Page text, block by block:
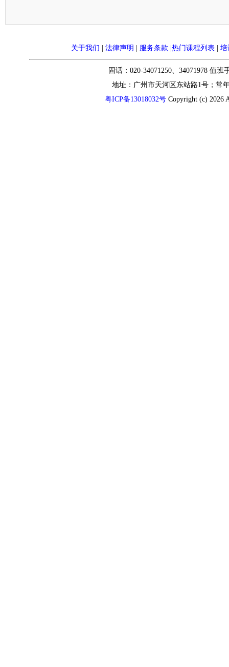
关于我们 法律声明 服务条款 热门课程列表| 培
固话：020-34071250、34071978 值
地址：广州市天河区东站路1号；常
粤ICP备13018032号Copyright (c) 2026